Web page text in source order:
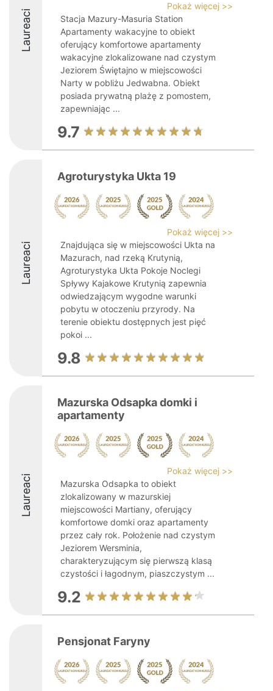
Laureaci
Pokaż więcej >>
Stacja Mazury-Masuria Station
Apartamenty wakacyjne to obiekt
oferujący komfortowe apartamenty
wakacyjne zlokalizowane nad czystym
Jeziorem Świętajno w miejscowości
Narty w pobliżu Jedwabna. Obiekt
posiada prywatną plażę z pomostem,
zapewniając ...
9.7
Laureaci
Agroturystyka Ukta 19
Pokaż więcej >>
Znajdująca się w miejscowości Ukta na
Mazurach, nad rzeką Krutynią,
Agroturystyka Ukta Pokoje Noclegi
Spływy Kajakowe Krutynią zapewnia
odwiedzającym wygodne warunki
pobytu w otoczeniu przyrody. Na
terenie obiektu dostępnych jest pięć
pokoi ...
9.8
Laureaci
Mazurska Odsapka domki i
apartamenty
Pokaż więcej >>
Mazurska Odsapka to obiekt
zlokalizowany w mazurskiej
miejscowości Martiany, oferujący
komfortowe domki oraz apartamenty
przez cały rok. Położenie nad czystym
Jeziorem Wersminia,
charakteryzującym się pierwszą klasą
czystości i łagodnym, piaszczystym ...
9.2
Pensjonat Faryny